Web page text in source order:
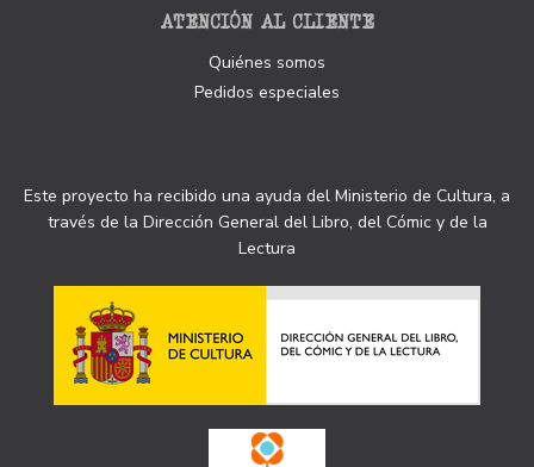
ATENCIÓN AL CLIENTE
Quiénes somos
Pedidos especiales
Este proyecto ha recibido una ayuda del Ministerio de Cultura, a
través de la Dirección General del Libro, del Cómic y de la
Lectura